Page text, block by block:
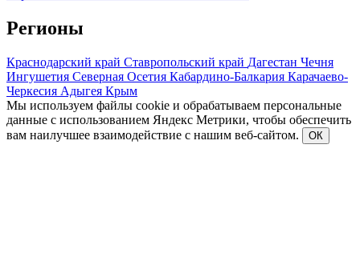
Регионы
Краснодарский край Ставропольский край Дагестан Чечня
Ингушетия Северная Осетия Кабардино-Балкария Карачаево-
Черкесия Адыгея Крым
Мы используем файлы cookie и обрабатываем персональные
данные с использованием Яндекс Метрики, чтобы обеспечить
вам наилучшее взаимодействие с нашим веб-сайтом.
ОК